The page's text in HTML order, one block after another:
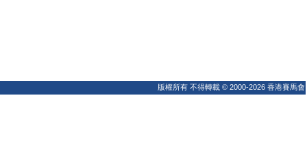
版權所有 不得轉載 © 2000-2026 香港賽馬會